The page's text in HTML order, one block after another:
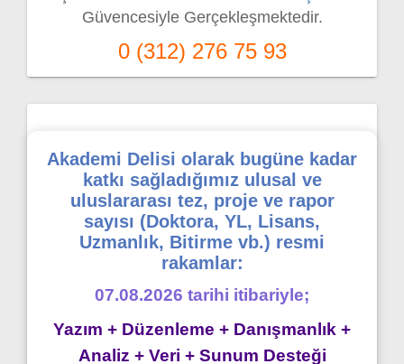
Güvencesiyle Gerçekleşmektedir.
0 (312) 276 75 93
Akademi Delisi olarak bugüne kadar
katkı sağladığımız ulusal ve
uluslararası tez, proje ve rapor
sayısı (Doktora, YL, Lisans,
Uzmanlık, Bitirme vb.) resmi
rakamlar:
07.08.2026 tarihi itibariyle;
Yazım + Düzenleme + Danışmanlık +
Analiz + Veri + Sunum Desteği